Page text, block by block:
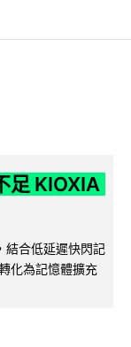
足 KIOXIA
結合低延遲快閃記
化為記憶體擴充